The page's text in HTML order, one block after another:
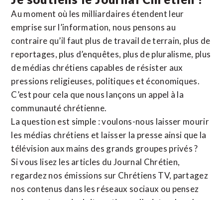
Au moment où les milliardaires étendent leur
emprise sur l’information, nous pensons au
contraire qu’il faut plus de travail de terrain, plus de
reportages, plus d’enquêtes, plus de pluralisme, plus
de médias chrétiens capables de résister aux
pressions religieuses, politiques et économiques.
C’est pour cela que nous lançons un appel à la
communauté chrétienne.
La question est simple : voulons-nous laisser mourir
les médias chrétiens et laisser la presse ainsi que la
télévision aux mains des grands groupes privés ?
Si vous lisez les articles du Journal Chrétien,
regardez nos émissions sur Chrétiens TV, partagez
nos contenus dans les réseaux sociaux ou pensez